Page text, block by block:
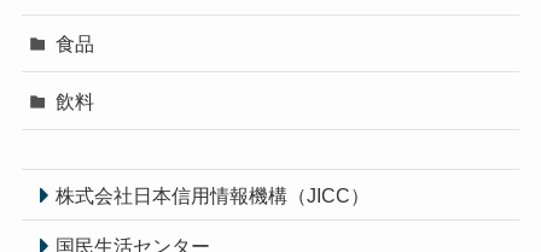
食品
飲料
株式会社日本信用情報機構（JICC）
国民生活センター